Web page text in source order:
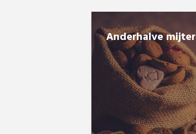
Anderhalve mijter